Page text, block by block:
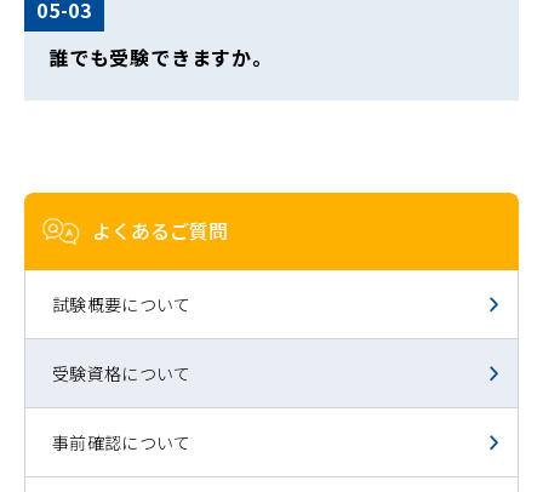
05-03
誰でも受験できますか。
よくあるご質問
試験概要について
受験資格について
事前確認について